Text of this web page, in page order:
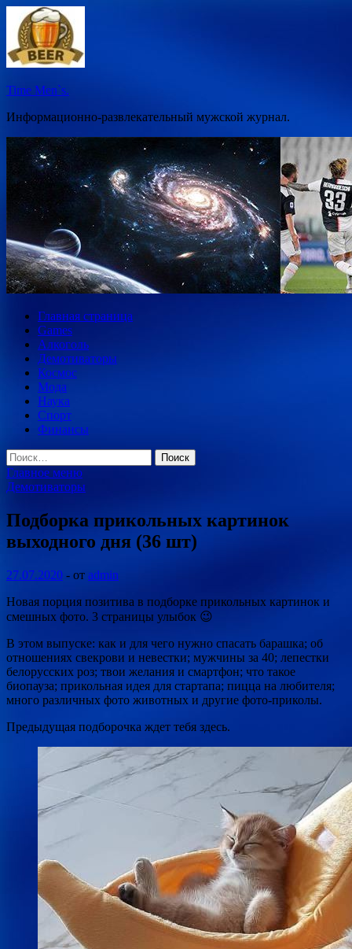
Перейти
содержимому
Time Men`s.
Информационно-развлекательный мужской журнал.
Главная страница
Games
Алкоголь
Демотиваторы
Космос
Мода
Наука
Спорт
Финансы
Найти:
Главное меню
Демотиваторы
Подборка прикольных картинок
выходного дня (36 шт)
27.07.2020 - от admin
Новая порция позитива в подборке прикольных картинок и
смешных фото. 3 страницы улыбок 😉
В этом выпуске: как и для чего нужно спасать барашка; об
отношениях свекрови и невестки; мужчины за 40; лепестки
белорусских роз; твои желания и смартфон; что такое
биопауза; прикольная идея для стартапа; пицца на любителя;
много различных фото животных и другие фото-приколы.
Предыдущая подборочка ждет тебя здесь.